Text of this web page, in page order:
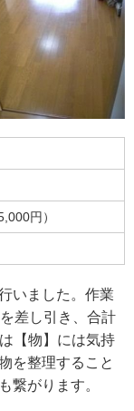
円）
いました。作業
差し引き、合計
【物】には気持
を整理すること
繋がります。